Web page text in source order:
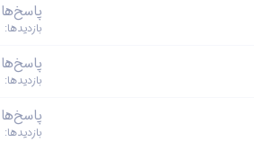
پاسخ‌ها
بازدیدها
پاسخ‌ها
بازدیدها
پاسخ‌ها
بازدیدها